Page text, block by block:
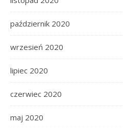
październik 2020
wrzesień 2020
lipiec 2020
czerwiec 2020
maj 2020